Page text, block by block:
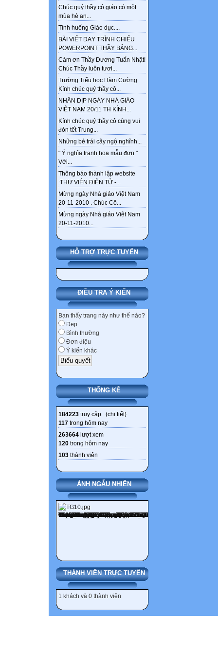
Chúc quý thầy cô giáo có một
mùa hè an...
Tình huống Giáo dục....
BÀI VIẾT DẠY TRÌNH CHIẾU
POWERPOINT THẦY BẢNG...
Cám ơn Thầy Dương Tuấn Nhật!
Chúc Thầy luôn tươi...
Trường Tiểu học Hàm Cường
Kính chúc quý thầy cô...
NHÂN DỊP NGÀY NHÀ GIÁO
VIỆT NAM 20/11 TH KÍNH...
Kính chúc quý thầy cô cùng vui
đón tết Trung...
Những bé trái cây ngộ nghĩnh...
" Ý nghĩa tranh hoa mẫu đơn "
Với...
Thông báo thành lập website
:THƯ VIỆN ĐIỆN TỬ -...
Mừng ngày Nhà giáo Việt Nam
20-11-2010 . Chúc Cô...
Mừng ngày Nhà giáo Việt Nam
20-11-2010...
HỖ TRỢ TRỰC TUYẾN
ĐIỀU TRA Ý KIẾN
Bạn thấy trang này như thế nào?
Đẹp
Bình thường
Đơn điệu
Ý kiến khác
THỐNG KÊ
184223 truy cập (chi tiết)
117 trong hôm nay
263664 lượt xem
120 trong hôm nay
103 thành viên
ẢNH NGẪU NHIÊN
THÀNH VIÊN TRỰC TUYẾN
1 khách và 0 thành viên